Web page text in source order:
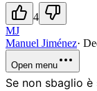
4
MJ
Manuel Jiménez·
Open menu
Se non sbaglio